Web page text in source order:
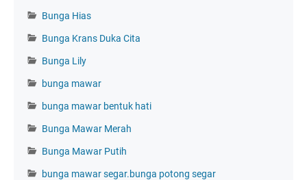
Bunga Hias
Bunga Krans Duka Cita
Bunga Lily
bunga mawar
bunga mawar bentuk hati
Bunga Mawar Merah
Bunga Mawar Putih
bunga mawar segar.bunga potong segar